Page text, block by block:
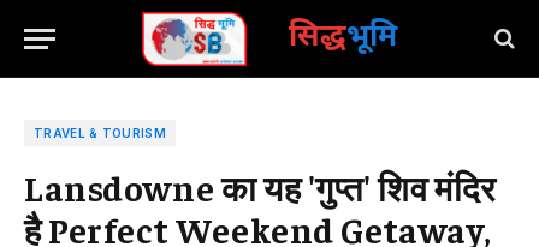
सिद्धभूमि
TRAVEL & TOURISM
Lansdowne का यह 'गुप्त' शिव मंदिर
है Perfect Weekend Getaway,